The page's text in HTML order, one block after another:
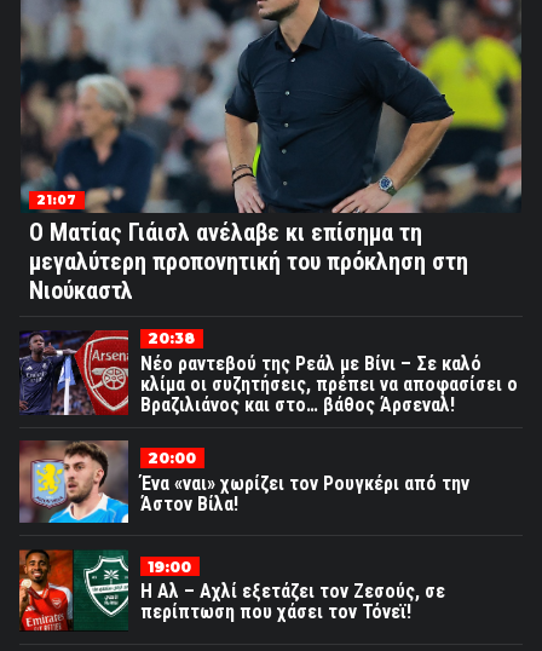
21:07
Ο Ματίας Γιάισλ ανέλαβε κι επίσημα τη
μεγαλύτερη προπονητική του πρόκληση στη
Νιούκαστλ
20:38
Νέο ραντεβού της Ρεάλ με Βίνι – Σε καλό
κλίμα οι συζητήσεις, πρέπει να αποφασίσει ο
Βραζιλιάνος και στο… βάθος Άρσεναλ!
20:00
Ένα «ναι» χωρίζει τον Ρουγκέρι από την
Άστον Βίλα!
19:00
Η Αλ – Αχλί εξετάζει τον Ζεσούς, σε
περίπτωση που χάσει τον Τόνεϊ!